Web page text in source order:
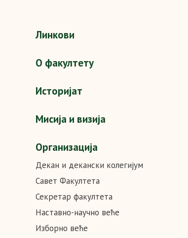
Линкови
О факултету
Историјат
Мисија и визија
Организација
Декан и декански колегијум
Савет Факултета
Секретар факултета
Наставно-научно веће
Изборно веће